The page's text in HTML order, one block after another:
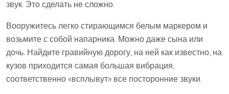
звук. Это сделать не сложно.
Вооружитесь легко стирающимся белым маркером и
возьмите с собой напарника. Можно даже сына или
дочь. Найдите гравийную дорогу, на ней как известно, на
кузов приходится самая большая вибрация,
соответственно «всплывут» все посторонние звуки.